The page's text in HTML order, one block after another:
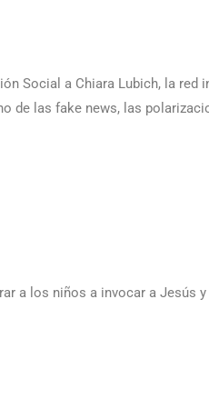
Social a Chiara Lubich, la red
de las fake news, las
a los niños a invocar a Jesús